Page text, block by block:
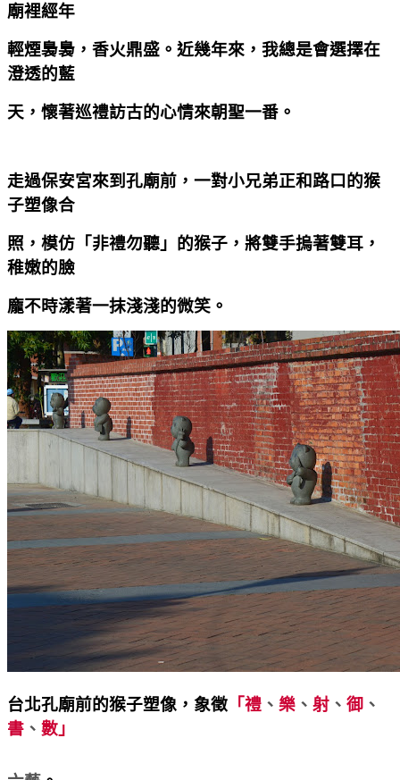
廟裡經年
輕煙裊裊，香火鼎盛。近幾年來，我總是會選擇在
澄透的藍
天，懷著巡禮訪古的心情來朝聖一番。
走過保安宮來到孔廟前，一對小兄弟正和路口的猴
子塑像合
照，模仿「非禮勿聽」的猴子，將雙手摀著雙耳，
稚嫩的臉
龐不時漾著一抹淺淺的微笑。
台北孔廟前的猴子塑像，象徵 「禮 、 樂 、 射 、 御 、
書 、 數」